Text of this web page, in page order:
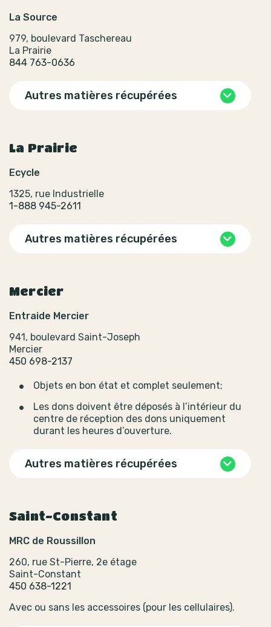
La Source
979, boulevard Taschereau
La Prairie
844 763-0636
Autres matières récupérées
La Prairie
Ecycle
1325, rue Industrielle
1-888 945-2611
Autres matières récupérées
Mercier
Entraide Mercier
941, boulevard Saint-Joseph
Mercier
450 698-2137
Objets en bon état et complet seulement;
Les dons doivent être déposés à l’intérieur du
centre de réception des dons uniquement
durant les heures d’ouverture.
Autres matières récupérées
Saint-Constant
MRC de Roussillon
260, rue St-Pierre, 2e étage
Saint-Constant
450 638-1221
Avec ou sans les accessoires (pour les cellulaires).